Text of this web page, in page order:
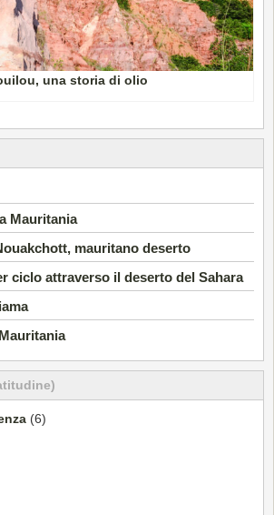
una storia di olio
Mauritania
mauritano deserto
ciclo attraverso il deserto del Sahara
(6)